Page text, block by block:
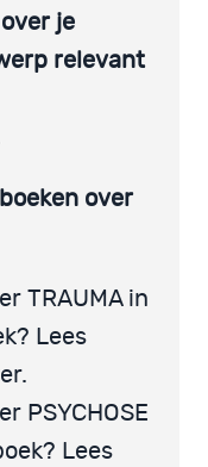
je
relevant
over
TRAUMA in
Lees
PSYCHOSE
Lees